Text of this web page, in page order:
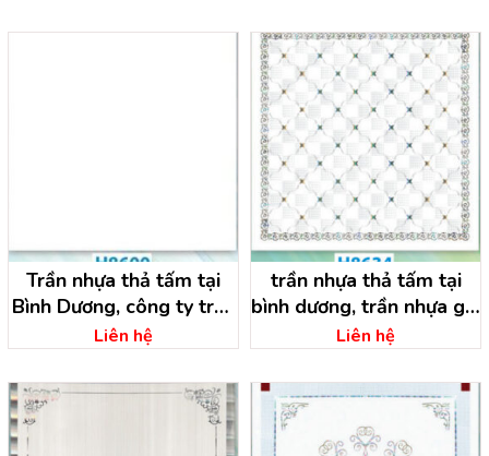
Trần nhựa thả tấm tại
Bình Dương, công ty trần
nhựa bình dương
Liên hệ
trần nhựa thả tấm tại
bình dương, trần nhựa giá
rẻ
Liên hệ